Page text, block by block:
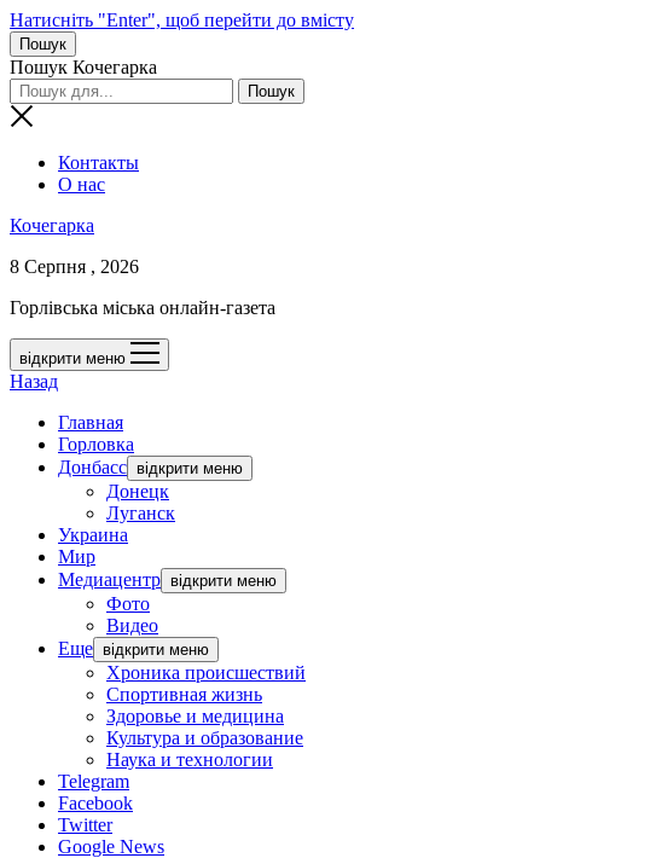
Натисніть "Enter", щоб перейти до вмісту
Пошук
Пошук Кочегарка
Контакты
О нас
Кочегарка
8 Серпня , 2026
Горлівська міська онлайн-газета
відкрити меню
Назад
Главная
Горловка
Донбасс відкрити меню
Донецк
Луганск
Украина
Мир
Медиацентр відкрити меню
Фото
Видео
Еще відкрити меню
Хроника происшествий
Спортивная жизнь
Здоровье и медицина
Культура и образование
Наука и технологии
Telegram
Facebook
Twitter
Google News